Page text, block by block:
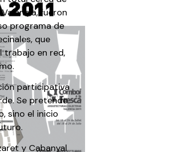
fueron
programa de
que
trabajo en red,
participativa
Se pretende
sino el inicio
y Cabanyal